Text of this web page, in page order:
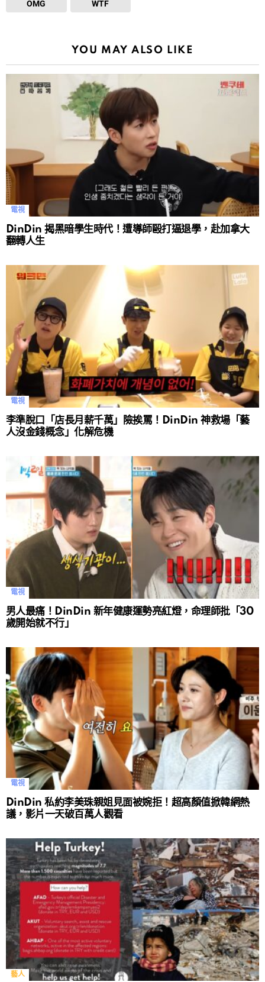
OMG WTF
YOU MAY ALSO LIKE
電視
DinDin 揭黑暗學生時代！遭導師毆打逼退學，赴加拿大
翻轉人生
電視
李準脫口「店長月薪千萬」險挨罵！DinDin 神救場「藝
人沒金錢概念」化解危機
電視
男人最痛！DinDin 新年健康運勢亮紅燈，命理師批「30
歲開始就不行」
電視
DinDin 私約李美珠親姐見面被婉拒！超高顏值掀韓網熱
議，影片一天破百萬人觀看
藝人